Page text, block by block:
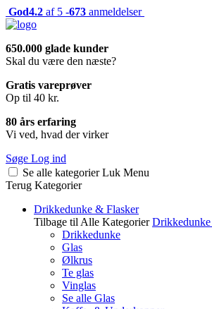
God4.2 af 5 -673 anmeldelser
650.000 glade kunder
Skal du være den næste?
Gratis vareprøver
Op til 40 kr.
80 års erfaring
Vi ved, hvad der virker
Søge Log ind
Se alle kategorier Luk Menu
Terug Kategorier
Drikkedunke & Flasker
Tilbage til Alle Kategorier
Drikkedunke
Glas
Ølkrus
Te glas
Vinglas
Se alle Glas